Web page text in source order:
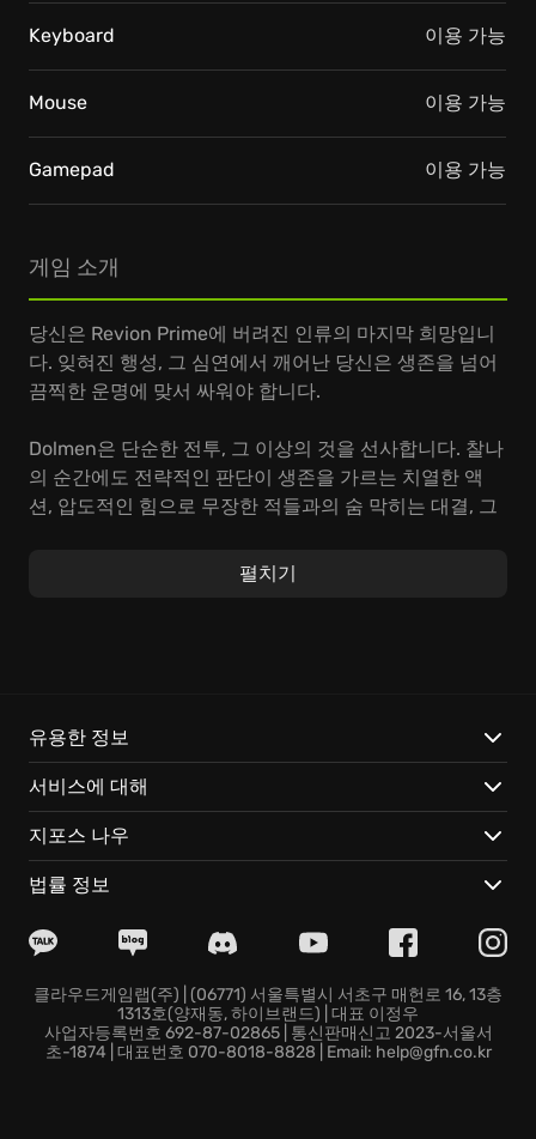
게임 소개
당신은 Revion Prime에 버려진 인류의 마지막 희망입니
다. 잊혀진 행성, 그 심연에서 깨어난 당신은 생존을 넘어
끔찍한 운명에 맞서 싸워야 합니다.
Dolmen은 단순한 전투, 그 이상의 것을 선사합니다. 찰나
의 순간에도 전략적인 판단이 생존을 가르는 치열한 액
션, 압도적인 힘으로 무장한 적들과의 숨 막히는 대결, 그
험까지, 모든 요소가 유기적으로 연결되어 있습니다. 롤
Dolmen 세계에서 당신을 기다리는 특별한 경험:
플라즈마 검, 에너지 채찍 등 SF 영화에서 영감을 얻은 미
래적인 무기로 스타일리시하게 적을 섬멸하십시오! 무기
마다 고유한 모션과 효과가 존재하여, 당신의 전투 스타
일에 맞는 완벽한 무기를 찾을 수 있습니다.
약점을 공략하여 순식간에 전세를 역전시키십시오! 에너
아남을 수 있습니다.
압도적인 힘을 자랑하는 보스 몬스터를 처치하고, 그 잔
해로 강력한 장비를 제작하여 당신의 잠재력을 끌어올리
펼치기
Keyboard 이용 가능
Mouse 이용 가능
Gamepad 이용 가능
유용한 정보
서비스에 대해
지포스 나우
법률 정보
클라우드게임랩(주) | (06771) 서울특별시 서초구 매헌로 16, 13층
1313호(양재동, 하이브랜드) | 대표 이정우
사업자등록번호 692-87-02865 | 통신판매신고 2023-서울서
초-1874 | 대표번호 070-8018-8828 | Email: help@gfn.co.kr